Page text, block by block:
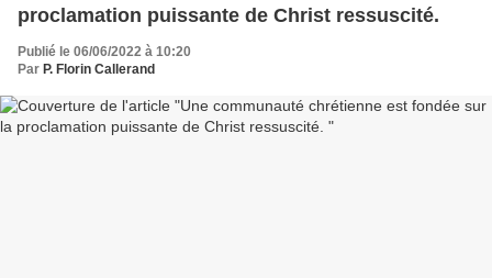
proclamation puissante de Christ ressuscité.
Publié le 06/06/2022 à 10:20
Par P. Florin Callerand